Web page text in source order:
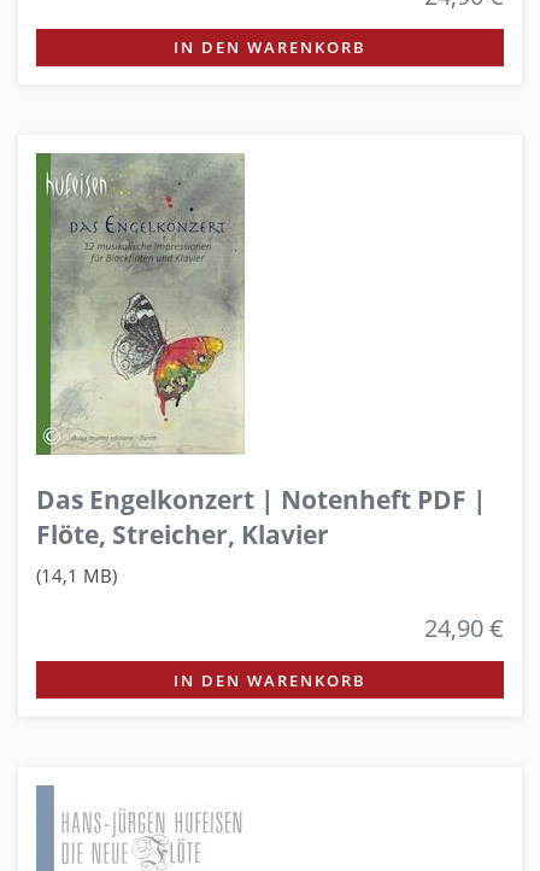
IN DEN WARENKORB
Das Engelkonzert | Notenheft PDF |
Flöte, Streicher, Klavier
(14,1 MB)
24,90 €
IN DEN WARENKORB